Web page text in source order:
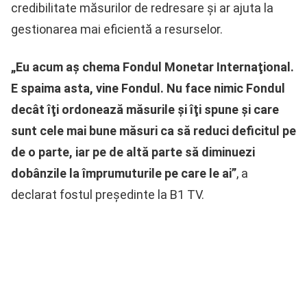
credibilitate măsurilor de redresare și ar ajuta la
gestionarea mai eficientă a resurselor.
„Eu acum aş chema Fondul Monetar Internaţional.
E spaima asta, vine Fondul. Nu face nimic Fondul
decât îţi ordonează măsurile şi îţi spune şi care
sunt cele mai bune măsuri ca să reduci deficitul pe
de o parte, iar pe de altă parte să diminuezi
dobânzile la împrumuturile pe care le ai”, a
declarat fostul președinte la B1 TV.